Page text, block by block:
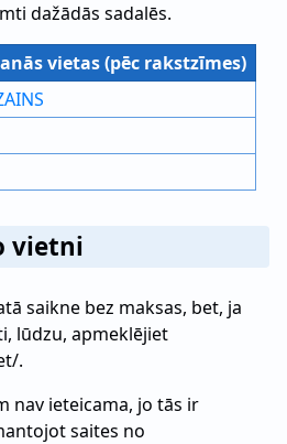
dažādās sadalēs.
vietas (pēc rakstzīmes)
vietni
saikne bez maksas, bet, ja
lūdzu, apmeklējiet
.
nav ieteicama, jo tās ir
saites no